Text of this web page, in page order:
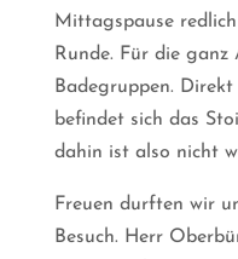
Mittagspause
Runde. Für die
Badegruppen.
befindet sich das
dahin ist also nicht
Freuen durften wir
Besuch. Herr